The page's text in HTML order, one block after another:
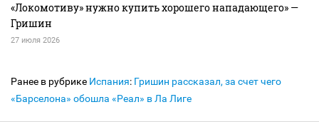
«Локомотиву» нужно купить хорошего нападающего» —
Гришин
27 июля 2026
Ранее в рубрике Испания: Гришин рассказал, за счет чего
«Барселона» обошла «Реал» в Ла Лиге